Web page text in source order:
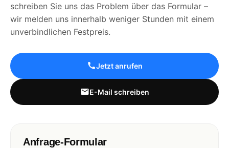
schreiben Sie uns das Problem über das Formular –
wir melden uns innerhalb weniger Stunden mit einem
unverbindlichen Festpreis.
Jetzt anrufen
E-Mail schreiben
Anfrage-Formular